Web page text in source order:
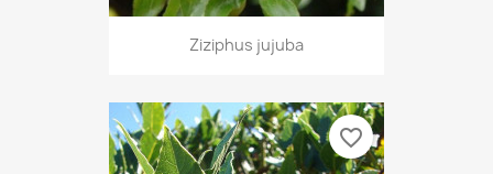
Ziziphus jujuba
favorite_border